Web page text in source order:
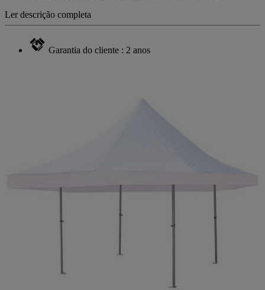
Ler descrição completa
Garantia do cliente : 2 anos